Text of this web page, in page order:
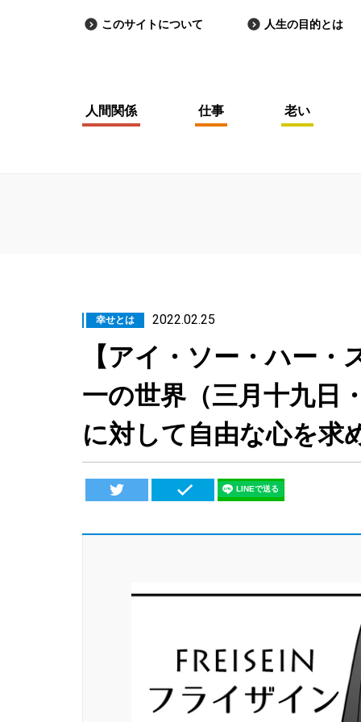
このサイトについて 人生の目的とは
人間関係 仕事 老い
幸せとは 2022.02.25
【アイ・ソー・ハー
一の世界（三月十九日
に対して自由な心を求